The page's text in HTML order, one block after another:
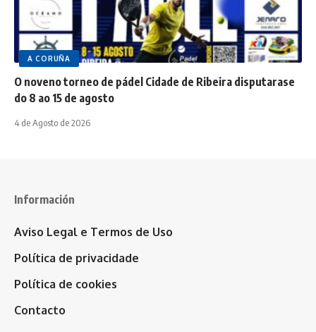
A CORUÑA
O noveno torneo de pádel Cidade de Ribeira disputarase
do 8 ao 15 de agosto
4 de Agosto de 2026
Información
Aviso Legal e Termos de Uso
Política de privacidade
Política de cookies
Contacto